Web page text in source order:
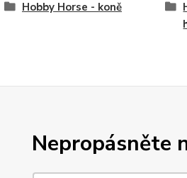
Hobby Horse - koně
Nepropásněte